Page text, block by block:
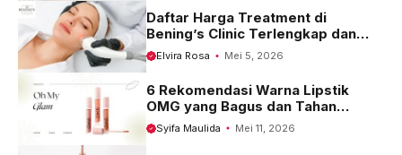
Daftar Harga Treatment di
Bening’s Clinic Terlengkap dan
Terbaru 2023
Elvira Rosa Mei 5, 2026
6 Rekomendasi Warna Lipstik
OMG yang Bagus dan Tahan
Seharian
Syifa Maulida Mei 11, 2026